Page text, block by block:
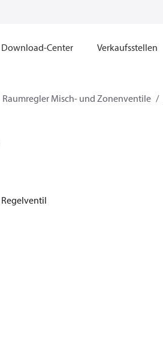
Download-Center Verkaufsstellen
Raumregler Misch- und Zonenventile